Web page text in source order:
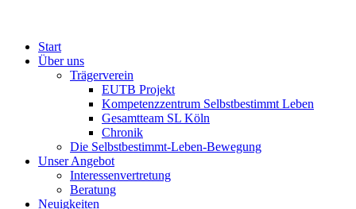
Start
Über uns
Trägerverein
EUTB Projekt
Kompetenzzentrum Selbstbestimmt Leben
Gesamtteam SL Köln
Chronik
Die Selbstbestimmt-Leben-Bewegung
Unser Angebot
Interessenvertretung
Beratung
Neuigkeiten